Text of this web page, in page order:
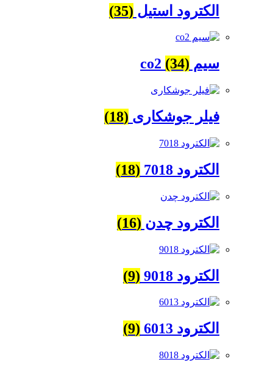
الکترود استیل (35)
سیم co2 (34)
فیلر جوشکاری (18)
الکترود 7018 (18)
الکترود چدن (16)
الکترود 9018 (9)
الکترود 6013 (9)